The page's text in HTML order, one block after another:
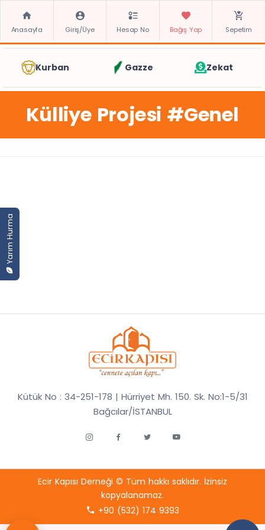
Anasayfa Giriş/Üye Hesap No Bağış Yap Sepetim
Yarım Hurma
Kurban Gazze Zekat
Külliye Projesi #Genel
Kütük No : 34-251-178 | Hürriyet Mh. 150. Sk. No:1-5/31
Bağcılar/İSTANBUL
Ecir Kapısı Derneği © Tüm hakkı saklıdır. İzinsiz
kopyalanamaz.
+90 (532) 174 9393